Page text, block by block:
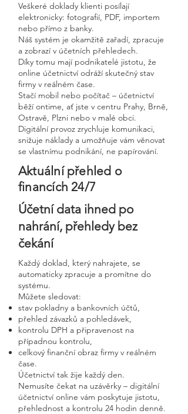
Veškeré doklady klienti posílají
elektronicky: fotografií, PDF, importem
nebo přímo z banky.
Náš systém je okamžitě zařadí, zpracuje
a zobrazí v účetních přehledech.
Díky tomu mají podnikatelé jistotu, že
online účetnictví odráží skutečný stav
firmy v reálném čase.
Stačí mobil nebo počítač – účetnictví
běží ontime, ať jste v centru Prahy, Brně,
Ostravě, Plzni nebo v malé obci.
Digitální provoz zrychluje komunikaci,
snižuje náklady a umožňuje vám věnovat
se vlastnímu podnikání, ne papírování.
Aktuální přehled o
financích 24/7
Účetní data ihned po
nahrání, přehledy bez
čekání
Každý doklad, který nahrajete, se
automaticky zpracuje a promítne do
systému.
Můžete sledovat:
stav pokladny a bankovních účtů,
přehled závazků a pohledávek,
kontrolu DPH a připravenost na
případnou kontrolu,
celkový finanční obraz firmy v reálném
čase.
Účetnictví tak žije každý den.
Nemusíte čekat na uzávěrky – digitální
účetnictví online vám poskytuje jistotu,
přehlednost a kontrolu 24 hodin denně.